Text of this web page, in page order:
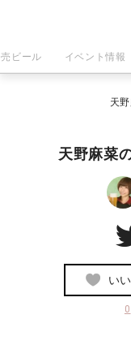
ビール イベント情報
天
天野麻菜
い
0